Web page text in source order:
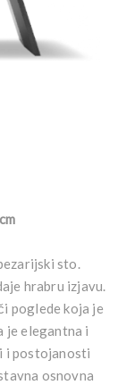
sto.
hrabru izjavu.
poglede koja je
je elegantna i
i postojanosti
osnovna